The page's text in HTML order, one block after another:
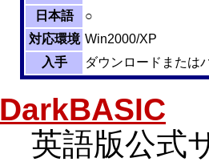
日本語
○
対応環境 Win2000/XP
入手
ダウンロードまたは
DarkBASIC
英語版公式